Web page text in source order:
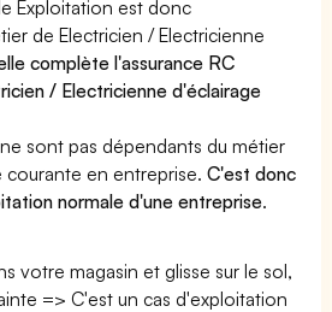
Exploitation est donc
de Electricien / Electricienne
complète l'assurance RC
/ Electricienne d'éclairage
sont pas dépendants du métier
courante en entreprise.C'est donc
normale d'une entreprise.
votre magasin et glisse sur le sol,
=> C'est un cas d'exploitation